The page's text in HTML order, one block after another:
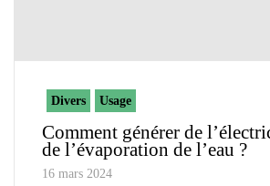
Divers Usage
Comment générer de
de l’évaporation de l’eau ?
16 mars 2024